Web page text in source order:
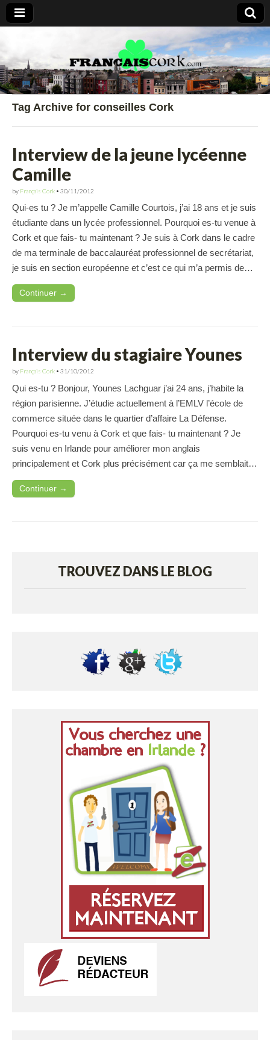
Francais Cork
Tag Archive for conseilles Cork
Interview de la jeune lycéenne
Camille
by Français Cork • 30/11/2012
Qui-es tu ? Je m’appelle Camille Courtois, j’ai 18 ans et je suis
étudiante dans un lycée professionnel. Pourquoi es-tu venue à
Cork et que fais- tu maintenant ? Je suis à Cork dans le cadre
de ma terminale de baccalauréat professionnel de secrétariat,
je suis en section européenne et c’est ce qui m’a permis de…
Continuer →
Interview du stagiaire Younes
by Français Cork • 31/10/2012
Qui es-tu ? Bonjour, Younes Lachguar j’ai 24 ans, j’habite la
région parisienne. J’étudie actuellement à l’EMLV l’école de
commerce située dans le quartier d’affaire La Défense.
Pourquoi es-tu venu à Cork et que fais- tu maintenant ? Je
suis venu en Irlande pour améliorer mon anglais
principalement et Cork plus précisément car ça me semblait…
Continuer →
TROUVEZ DANS LE BLOG